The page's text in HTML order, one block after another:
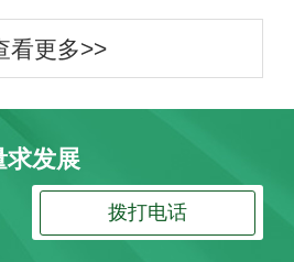
看更多>>
求发展
拨打电话